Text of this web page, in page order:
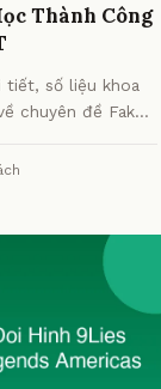
Thành Công
tiết, số liệu khoa
chuyên đề Faker